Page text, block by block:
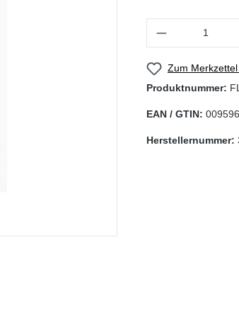
Zum
Produktnummer:
EAN / GTIN:
Herstellernummer: